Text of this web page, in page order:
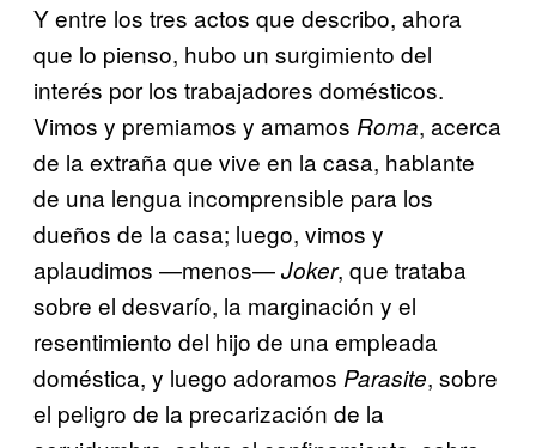
Y entre los tres actos que describo, ahora
que lo pienso, hubo un surgimiento del
interés por los trabajadores domésticos.
Vimos y premiamos y amamos Roma, acerca
de la extraña que vive en la casa, hablante
de una lengua incomprensible para los
dueños de la casa; luego, vimos y
aplaudimos —menos—Joker, que trataba
sobre el desvarío, la marginación y el
resentimiento del hijo de una empleada
doméstica, y luego adoramos Parasite, sobre
el peligro de la precarización de la